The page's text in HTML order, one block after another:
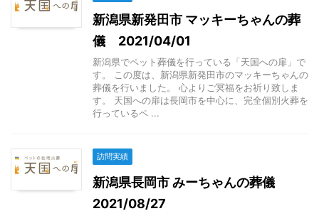
新潟県新発田市 マッキーちゃんの葬
儀 2021/04/01
新潟県でペット葬儀を行っている「天国への扉」で
す。 この度は、新潟県新発田市のマッキーちゃんの
葬儀を行いました。 心よりご冥福をお祈り致しま
す。 天国への扉は長岡市を中心に、完全個別火葬を
行っているペ ...
訪問実績
新潟県長岡市 みーちゃんの葬儀
2021/08/27